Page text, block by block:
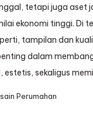
tetapi juga aset
ekonomi tinggi. Di
tampilan dan
dalam
estetis, sekaligus
Perumahan